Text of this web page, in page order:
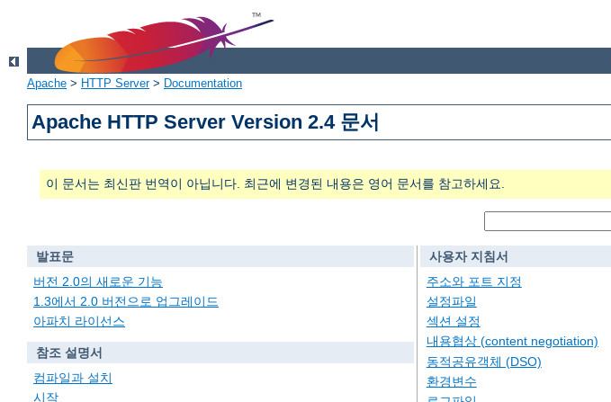
Apache > HTTP Server> Documentation
Apache HTTP Server Version 2.4 문서
이 문서는 최신판 번역이 아닙니다. 최근에 변경된 내용은 영어 문서를 참고하세요.
발표문
버전 2.0의 새로운 기능
1.3에서 2.0 버전으로 업그레이드
아파치 라이선스
참조 설명서
컴파일과 설치
시작
사용자 지침서
주소와 포트 지정
설정파일
섹션 설정
내용협상 (content negotiation)
동적공유객체 (DSO)
환경변수